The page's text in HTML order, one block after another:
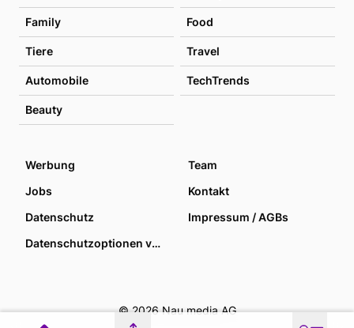
Family Food
Tiere Travel
Automobile TechTrends
Beauty
Werbung
Team
Jobs
Kontakt
Datenschutz
Impressum / AGBs
Datenschutzoptionen verwalten
© 2026 Nau media AG